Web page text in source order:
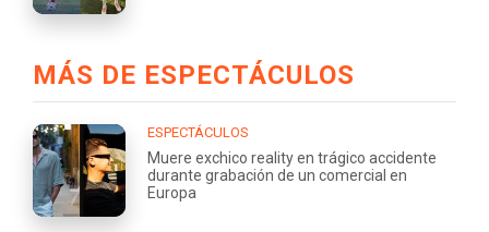
MÁS DE ESPECTÁCULOS
ESPECTÁCULOS
Muere exchico reality en trágico accidente
durante grabación de un comercial en
Europa